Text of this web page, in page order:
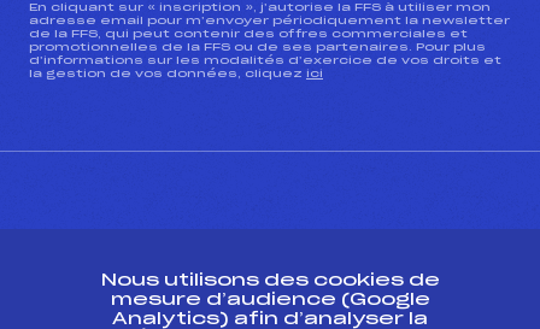
En cliquant sur « inscription », j’autorise la FFS à utiliser mon
adresse email pour m’envoyer périodiquement la newsletter
de la FFS, qui peut contenir des offres commerciales et
promotionnelles de la FFS ou de ses partenaires. Pour plus
d’informations sur les modalités d’exercice de vos droits et
la gestion de vos données, cliquez ici
Nous utilisons des cookies de
mesure d’audience (Google
Analytics) afin d’analyser la